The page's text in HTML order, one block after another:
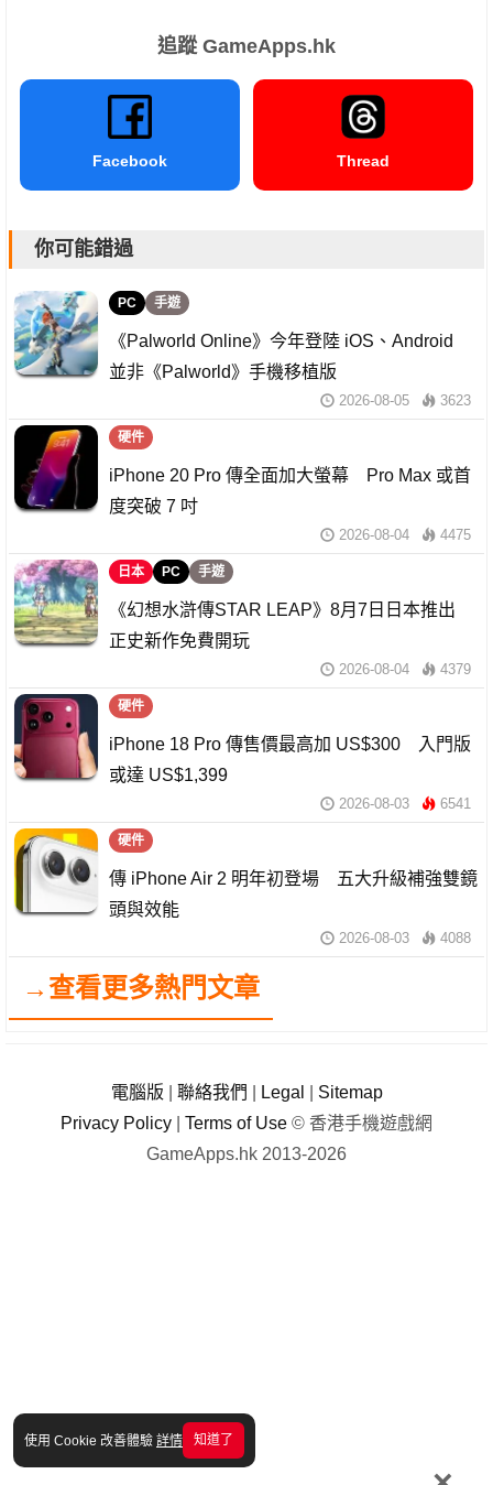
使用 Cookie 改善體驗 詳情 知道了
追蹤 GameApps.hk
Facebook Thread
你可能錯過
PC 手遊
《Palworld Online》今年登陸 iOS、Android
並非《Palworld》手機移植版
2026-08-05 3623
硬件
iPhone 20 Pro 傳全面加大螢幕 Pro Max 或首
度突破 7 吋
2026-08-04 4475
日本 PC 手遊
《幻想水滸傳STAR LEAP》8月7日日本推出
正史新作免費開玩
2026-08-04 4379
硬件
iPhone 18 Pro 傳售價最高加 US$300 入門版
或達 US$1,399
2026-08-03 6541
硬件
傳 iPhone Air 2 明年初登場 五大升級補強雙鏡
頭與效能
2026-08-03 4088
→查看更多熱門文章
電腦版 聯絡我們 Legal
Sitemap
Privacy Policy
Terms of Use © 香港手機遊戲網
GameApps.hk 2013-2026